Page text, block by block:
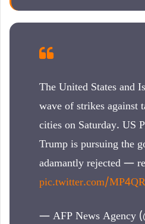
The United States and
wave of strikes against
cities on Saturday. US
Trump is pursuing the
adamantly rejected —
pic.twitter.com/
— AFP News Agency